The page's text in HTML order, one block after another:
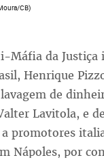
CB)
Máfia da
Henrique
de
Lavitola, e
promotores
Nápoles, por